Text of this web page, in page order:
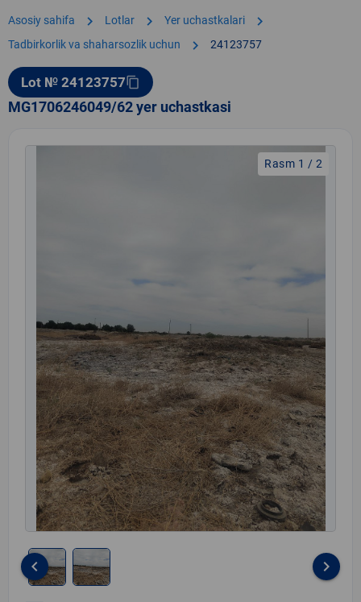
Asosiy sahifa chevron_right Lotlar chevron_right Yer uchastkalari chevron_right
Tadbirkorlik va shaharsozlik uchun chevron_right 24123757
Lot № 24123757content_copy
MG1706246049/62 yer uchastkasi
Rasm 1 / 2
keyboard_arrow_left keyboard_arrow_right